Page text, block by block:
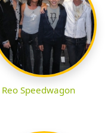
Reo Speedwagon